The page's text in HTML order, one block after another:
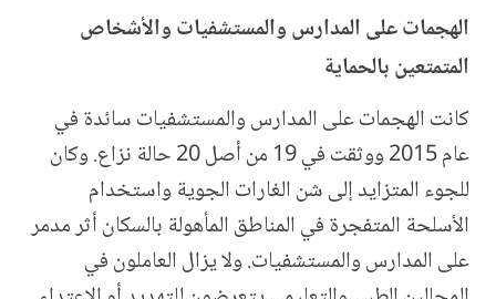
الهجمات على المدارس والمستشفيات والأشخاص
المتمتعين بالحماية
كانت الهجمات على المدارس والمستشفيات سائدة في
عام 2015 ووثقت في 19 من أصل 20 حالة نزاع. وكان
للجوء المتزايد إلى شن الغارات الجوية واستخدام
الأسلحة المتفجرة في المناطق المأهولة بالسكان أثر مدمر
على المدارس والمستشفيات. ولا يزال العاملون في